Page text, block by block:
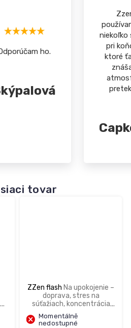
tovar
ZZen flash Na upokojenie –
doprava, stres na
súťažiach, koncentrácia
počas tréningu
Momentálně
nedostupné
ho.
niekoľko
pri
ktoré